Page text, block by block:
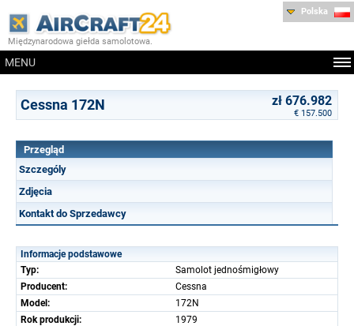
Międzynarodowa giełda samolotowa.
MENU
Polska
Cessna 172N zł 676.982
€ 157.500
Przegląd
Szczególy
Zdjęcia
Kontakt do Sprzedawcy
Informacje podstawowe
Typ:
Samolot jednośmigłowy
Producent:
Cessna
Model:
172N
Rok produkcji:
1979